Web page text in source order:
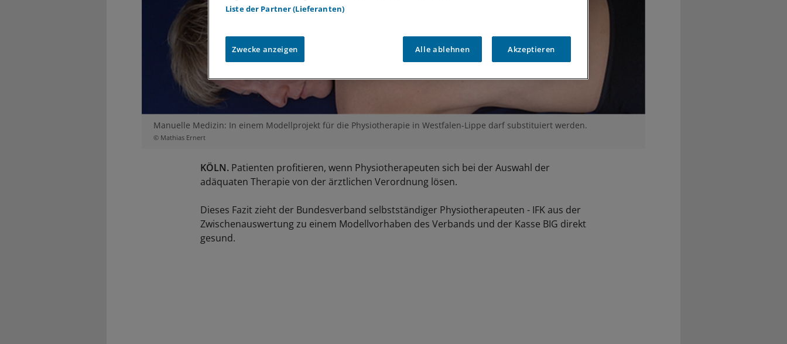
Manuelle Medizin: In einem Modellprojekt für die Physiotherapie in Westfalen-Lippe darf substituiert werden.
© Mathias Ernert
KÖLN. Patienten profitieren, wenn Physiotherapeuten sich bei der Auswahl der
adäquaten Therapie von der ärztlichen Verordnung lösen.
Dieses Fazit zieht der Bundesverband selbstständiger Physiotherapeuten - IFK aus der
Zwischenauswertung zu einem Modellvorhaben des Verbands und der Kasse BIG direkt
gesund.
Liste der Partner (Lieferanten)
Zwecke anzeigen Alle ablehnen Akzeptieren